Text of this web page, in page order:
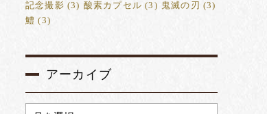
記念撮影 (3) 酸素カプセル (3) 鬼滅の刃
(3)
鱧 (3)
アーカイブ